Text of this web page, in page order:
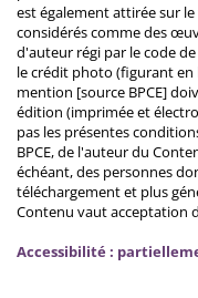
est également attirée sur
considérés comme des
d'auteur régi par le code
le crédit photo (figurant en
mention [source BPCE]
édition (imprimée et
pas les présentes
BPCE, de l'auteur du
échéant, des personnes
téléchargement et plus
Contenu vaut acceptation
Accessibilité :